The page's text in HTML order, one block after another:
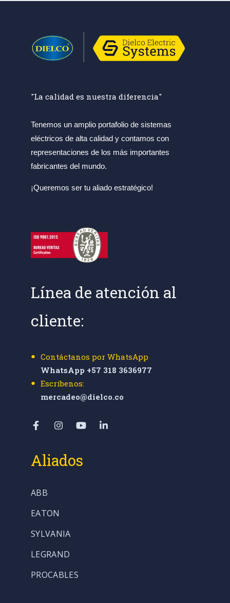
"La calidad es nuestra diferencia"
Tenemos un amplio portafolio de sistemas
eléctricos de alta calidad y contamos con
representaciones de los más importantes
fabricantes del mundo.
¡Queremos ser tu aliado estratégico!
Línea de atención al
cliente:
Contáctanos por WhatsApp
WhatsApp +57 318 3636977
Escríbenos:
mercadeo@dielco.co
Aliados
ABB
EATON
SYLVANIA
LEGRAND
PROCABLES